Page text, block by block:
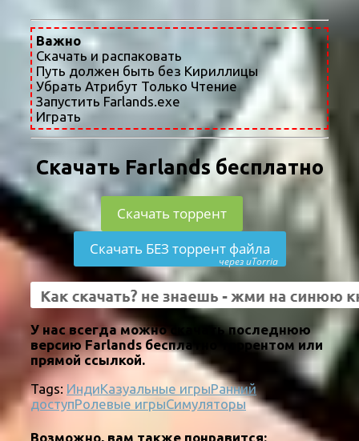
Важно
Скачать и распаковать
Путь должен быть без Кириллицы
Убрать Атрибут Только Чтение
Запустить Farlands.exe
Играть
Скачать Farlands бесплатно
Скачать торрент
Скачать БЕЗ торрент файла
через uTorria
У нас всегда можно скачать последнюю
версию Farlands бесплатно торрентом или
прямой ссылкой.
Tags: ИндиКазуальные игрыРанний
доступРолевые игрыСимуляторы
Возможно, вам также понравится: